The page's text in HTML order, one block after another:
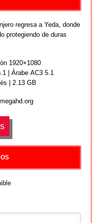
regresa a Yeda, donde
protegiendo de duras
1920×1080
| Árabe AC3 5.1
| 2.13 GB